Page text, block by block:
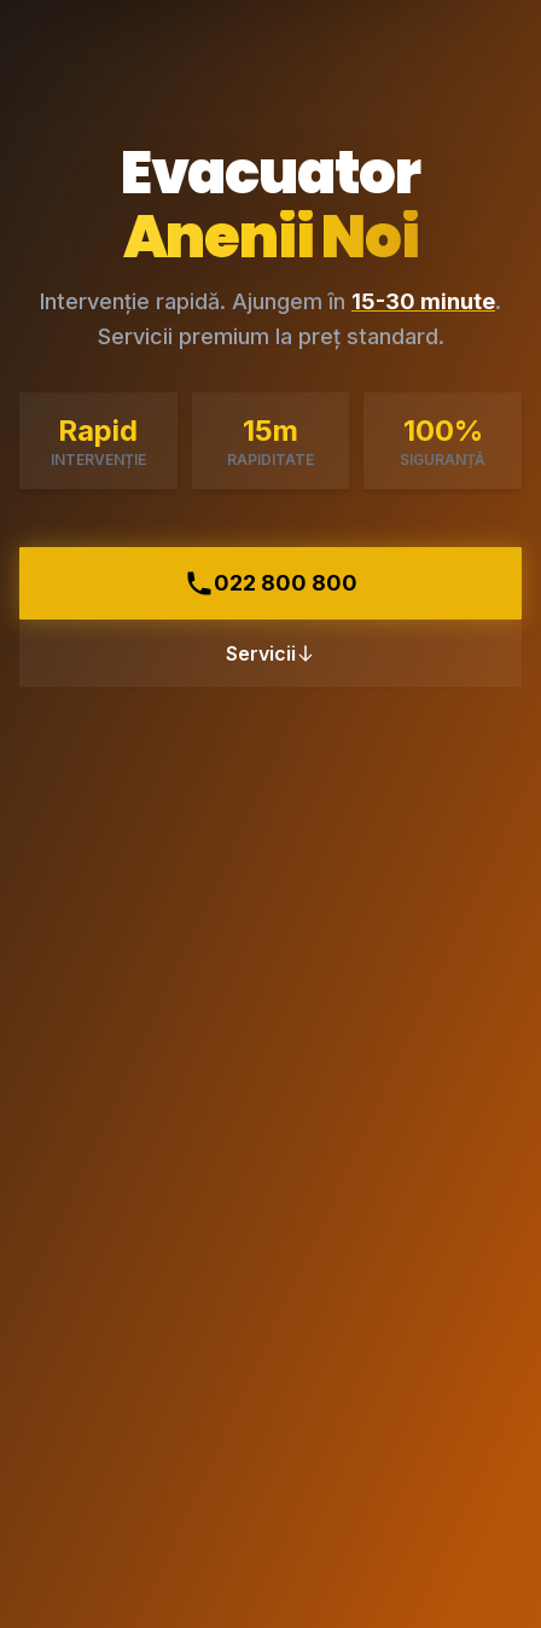
Evacuator
Anenii Noi
Intervenție rapidă. Ajungem în 15-30 minute.
Servicii premium la preț standard.
Rapid
INTERVENȚIE
15m
RAPIDITATE
100%
SIGURANȚĂ
022 800 800
Servicii